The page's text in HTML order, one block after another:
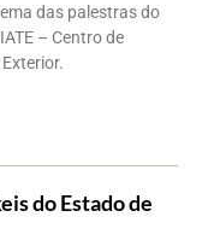
das palestras do
– Centro de
do Estado de